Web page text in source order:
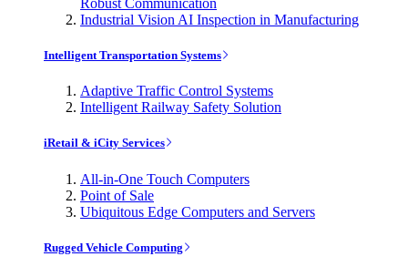
Industrial Vision AI Inspection in Manufacturing
Intelligent Transportation Systems
Adaptive Traffic Control Systems
Intelligent Railway Safety Solution
iRetail & iCity Services
All-in-One Touch Computers
Point of Sale
Ubiquitous Edge Computers and Servers
Rugged Vehicle Computing